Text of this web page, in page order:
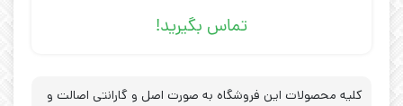
تماس بگیرید!
کلیه محصولات این فروشگاه به صورت اصل و گارانتی اصالت و